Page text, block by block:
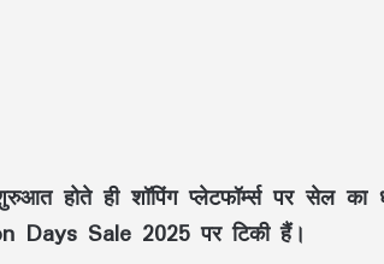
होते ही शॉपिंग प्लेटफॉर्म्स पर सेल
Sale 2025 पर टिकी हैं।